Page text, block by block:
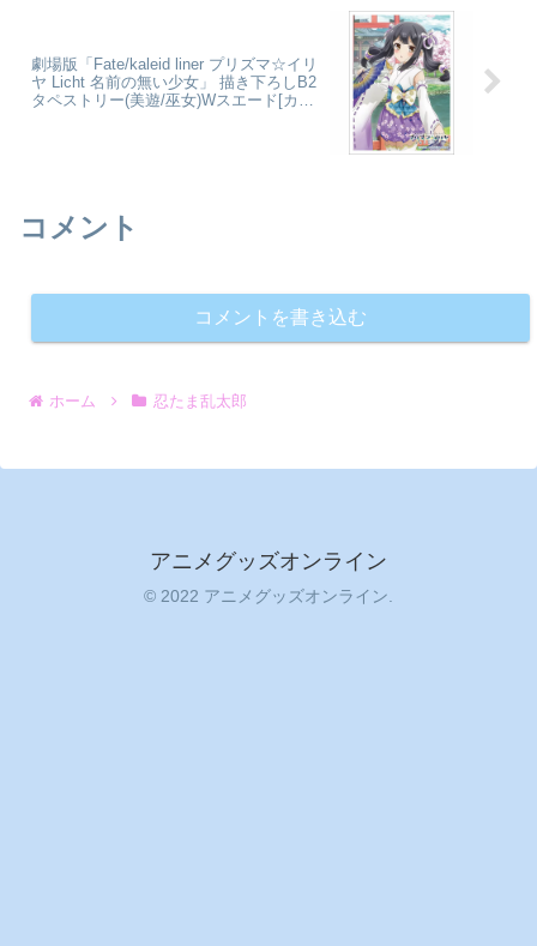
劇場版「Fate/kaleid liner プリズマ☆イリ
ヤ Licht 名前の無い少女」 描き下ろしB2
タペストリー(美遊/巫女)Wスエード[カー
コメント
コメントを書き込む
ホーム 忍たま乱太郎
アニメグッズオンライン
© 2022 アニメグッズオンライン.